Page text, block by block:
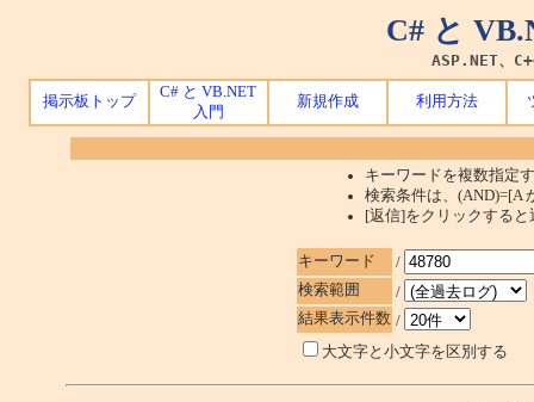
C# と
ASP.NET、
掲示板トップ
C# と VB.NET
入門
新規作成 利用方法
キーワードを複数指定
検索条件は、(AND)=[A
[返信]をクリックする
キーワード
/
検索範囲
/
結果表示件数 /
大文字と小文字を区別する